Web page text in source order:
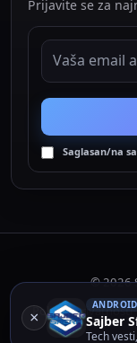
Prijavite se za
EMAIL ADRESA
Saglasan/na
© 2026
Politika privatnosti•
× Sajber
Tech